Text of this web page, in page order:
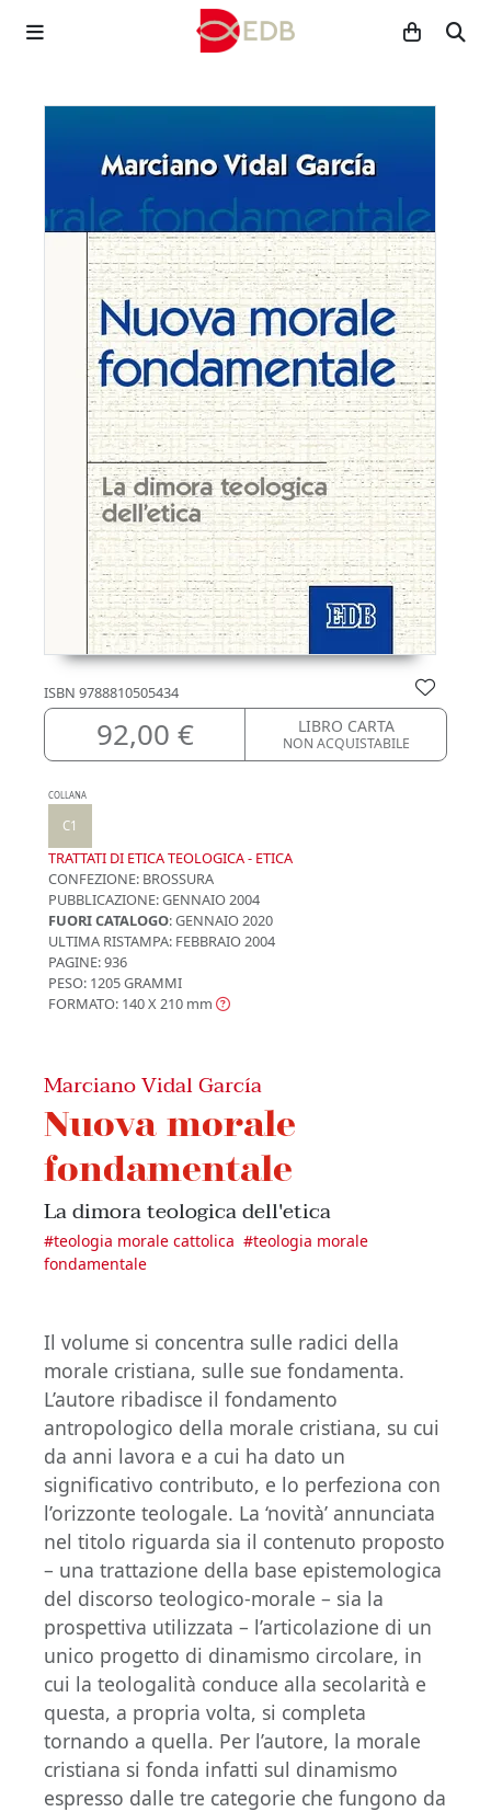
ISBN 9788810505434
92,00 € LIBRO CARTA
NON ACQUISTABILE
COLLANA
C1
TRATTATI DI ETICA TEOLOGICA - ETICA
CONFEZIONE: BROSSURA
PUBBLICAZIONE:GENNAIO 2004
FUORI CATALOGO: GENNAIO 2020
ULTIMA RISTAMPA: FEBBRAIO 2004
PAGINE: 936
PESO: 1205 GRAMMI
FORMATO: 140 X 210 mm
Marciano Vidal García
Nuova morale
fondamentale
La dimora teologica dell'etica
#teologia morale cattolica #teologia morale
fondamentale
Il volume si concentra sulle radici della
morale cristiana, sulle sue fondamenta.
L’autore ribadisce il fondamento
antropologico della morale cristiana, su cui
da anni lavora e a cui ha dato un
significativo contributo, e lo perfeziona con
l’orizzonte teologale. La ‘novità’ annunciata
nel titolo riguarda sia il contenuto proposto
– una trattazione della base epistemologica
del discorso teologico-morale – sia la
prospettiva utilizzata – l’articolazione di un
unico progetto di dinamismo circolare, in
cui la teologalità conduce alla secolarità e
questa, a propria volta, si completa
tornando a quella. Per l’autore, la morale
cristiana si fonda infatti sul dinamismo
espresso dalle tre categorie che fungono da